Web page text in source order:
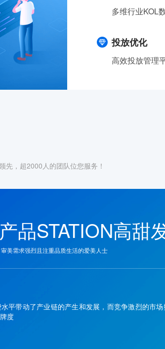
多维行业KOL
投放优化
高效投放管理
先，超2000人的团队位您服务！
品STATION高甜
美需求强烈且注重品质生活的爱美人士
平带动了产业链的产生和发展，而竞争激烈的市
度